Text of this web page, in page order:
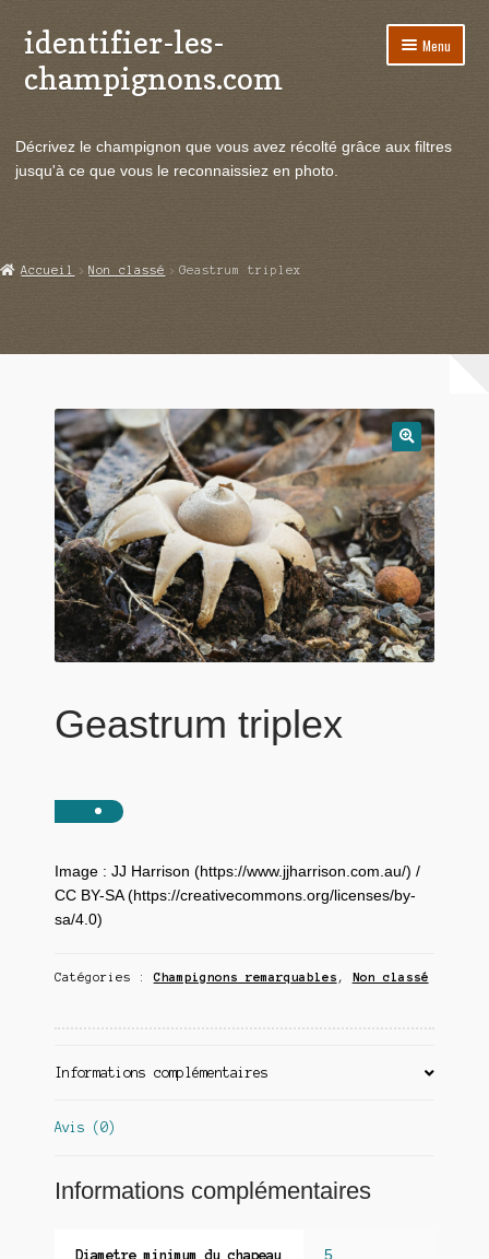
Aller
à
la
Aller
au
contenu
identifier-les-
champignons.com
Menu
le
Actualités
Echanges et contacts
Décrivez le champignon que vous avez récolté grâce aux filtres
jusqu'à ce que vous le reconnaissiez en photo.
Accueil Non classé Geastrum triplex
Geastrum triplex
Image : JJ Harrison (https://www.jjharrison.com.au/) /
CC BY-SA (https://creativecommons.org/licenses/by-
sa/4.0)
Catégories :Champignons remarquables , Non classé
Informations complémentaires
Avis (0)
Informations complémentaires
Diametre_minimum_du_chapeau 5